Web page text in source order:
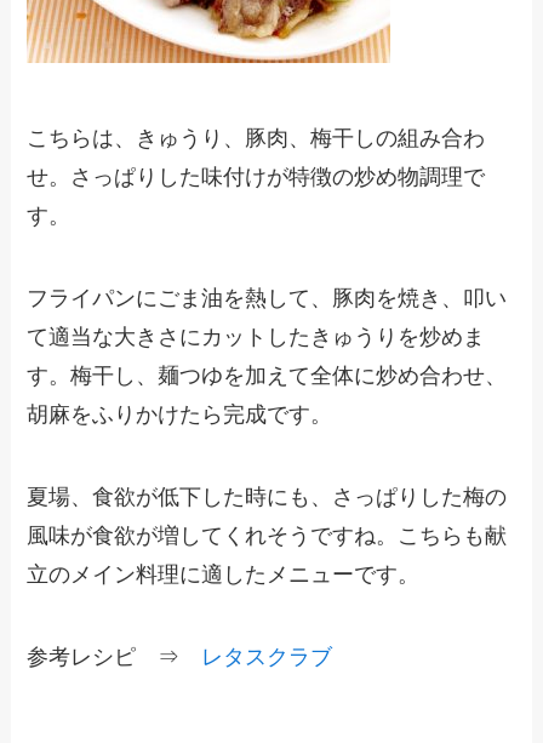
こちらは、きゅうり、豚肉、梅干しの組み合わ
せ。さっぱりした味付けが特徴の炒め物調理で
す。
フライパンにごま油を熱して、豚肉を焼き、叩い
て適当な大きさにカットしたきゅうりを炒めま
す。梅干し、麺つゆを加えて全体に炒め合わせ、
胡麻をふりかけたら完成です。
夏場、食欲が低下した時にも、さっぱりした梅の
風味が食欲が増してくれそうですね。こちらも献
立のメイン料理に適したメニューです。
参考レシピ ⇒ レタスクラブ